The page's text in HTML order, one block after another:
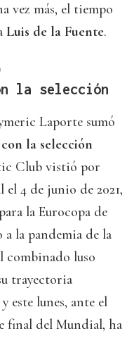
vez más, el tiempo
Luis de la Fuente.
la selección
Laporte sumó
la selección
Club vistió por
4 de junio de 2021,
la Eurocopa de
a la pandemia de la
combinado luso
trayectoria
este lunes, ante el
final del Mundial, ha